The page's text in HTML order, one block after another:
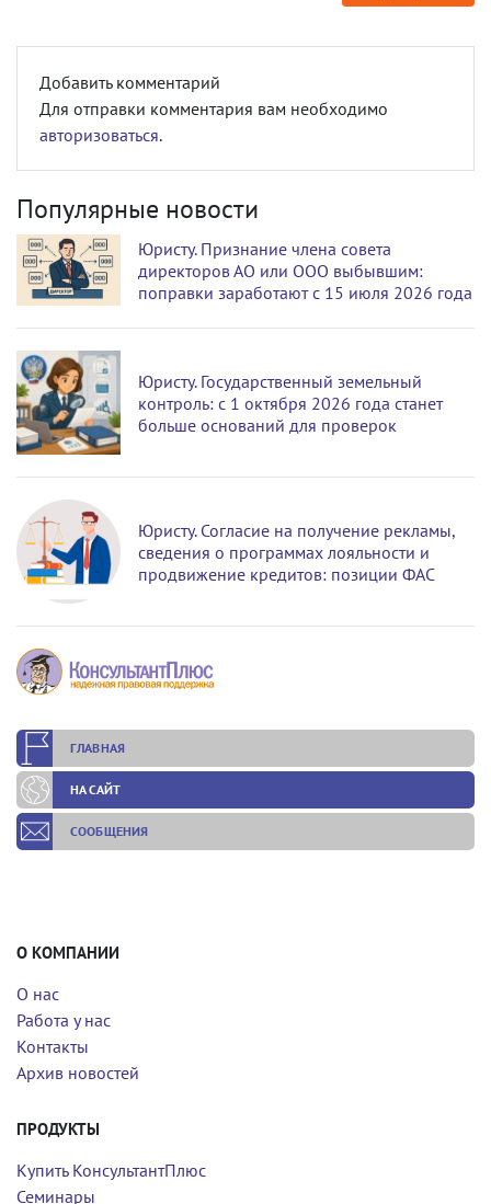
Добавить комментарий
Для отправки комментария вам необходимо
авторизоваться.
Популярные новости
Юристу. Признание члена совета
директоров АО или ООО выбывшим:
поправки заработают с 15 июля 2026 года
Юристу. Государственный земельный
контроль: с 1 октября 2026 года станет
больше оснований для проверок
Юристу. Согласие на получение рекламы,
сведения о программах лояльности и
продвижение кредитов: позиции ФАС
ГЛАВНАЯ
НА САЙТ
СООБЩЕНИЯ
О КОМПАНИИ
О нас
Работа у нас
Контакты
Архив новостей
ПРОДУКТЫ
Купить КонсультантПлюс
Семинары